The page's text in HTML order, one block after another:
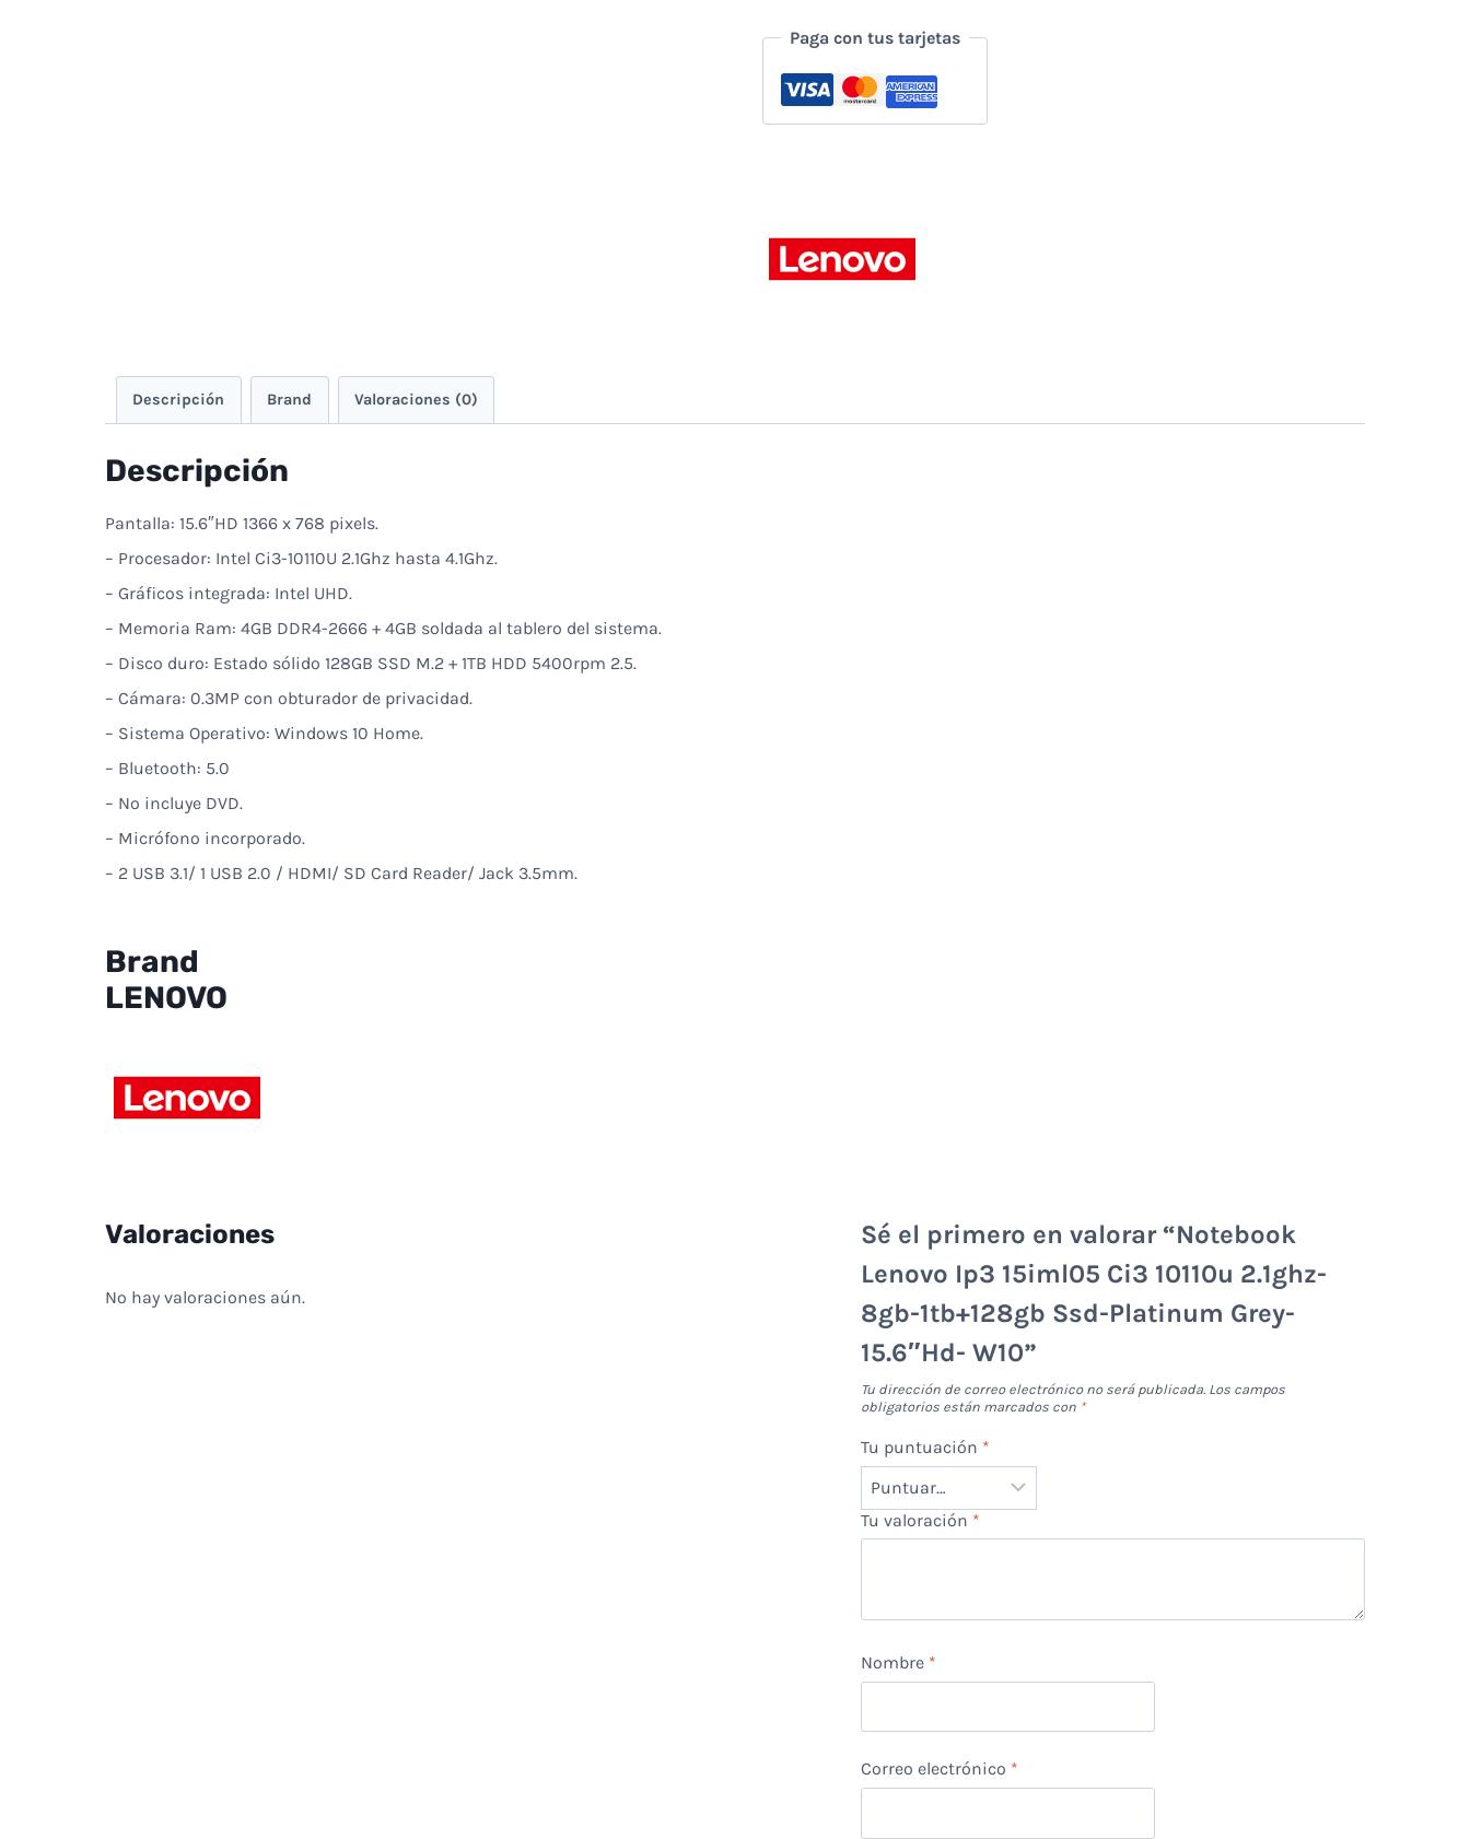
10110u
8gb-
Grey-
15.6"Hd-
Paga con tus tarjetas
Descripción Brand Valoraciones (0)
Descripción
Pantalla: 15.6″HD 1366 x 768 pixels.
– Procesador: Intel Ci3-10110U 2.1Ghz hasta 4.1Ghz.
– Gráficos integrada: Intel UHD.
– Memoria Ram: 4GB DDR4-2666 + 4GB soldada al tablero del sistema.
– Disco duro: Estado sólido 128GB SSD M.2 + 1TB HDD 5400rpm 2.5.
– Cámara: 0.3MP con obturador de privacidad.
– Sistema Operativo: Windows 10 Home.
– Bluetooth: 5.0
– No incluye DVD.
– Micrófono incorporado.
– 2 USB 3.1/ 1 USB 2.0 / HDMI/ SD Card Reader/ Jack 3.5mm.
Brand
LENOVO
Valoraciones
No hay valoraciones aún.
Sé el primero en valorar “Notebook
Lenovo Ip3 15iml05 Ci3 10110u 2.1ghz-
8gb-1tb+128gb Ssd-Platinum Grey-
15.6″Hd- W10”
Tu dirección de correo electrónico no será publicada. Los campos
obligatorios están marcados con *
Tu puntuación *
Tu valoración *
Nombre *
Correo electrónico *